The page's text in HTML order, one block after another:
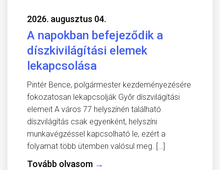
2026. augusztus 04.
A napokban befejeződik a
díszkivilágítási elemek
lekapcsolása
Pintér Bence, polgármester kezdeményezésére
fokozatosan lekapcsolják Győr díszvilágítási
elemeit A város 77 helyszínén található
díszvilágítás csak egyenként, helyszíni
munkavégzéssel kapcsolható le, ezért a
folyamat több ütemben valósul meg. […]
Tovább olvasom →